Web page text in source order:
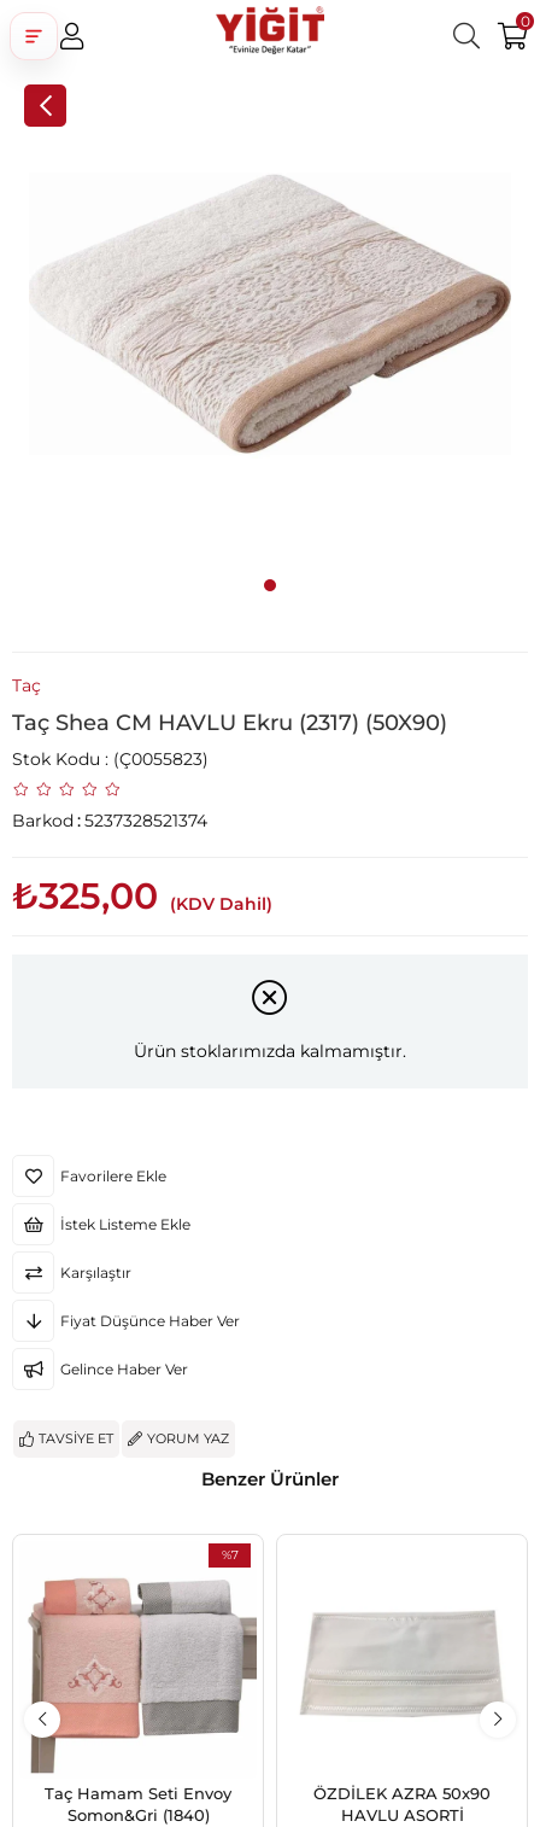
0
Taç
Taç Shea CM HAVLU Ekru (2317) (50X90)
Stok Kodu (Ç0055823)
Barkod:5237328521374
₺325,00 (KDV Dahil)
Ürün stoklarımızda kalmamıştır.
Favorilere Ekle
İstek Listeme Ekle
Karşılaştır
Fiyat Düşünce Haber Ver
Gelince Haber Ver
TAVSIYE ET YORUM YAZ
Benzer Ürünler
%7
İndirim
%7İndirim
Taç Hamam Seti Envoy
Somon&Gri (1840)
ÖZDİLEK AZRA 50x90
HAVLU ASORTİ